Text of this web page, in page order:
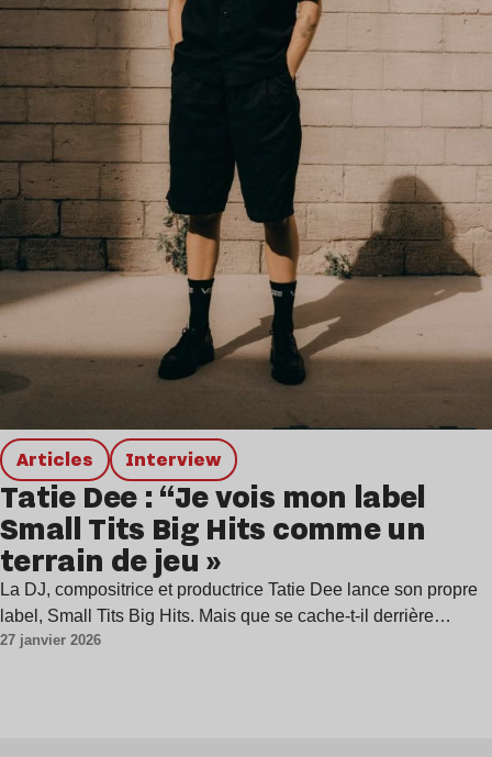
Articles interview
Tatie Dee : “Je vois mon label
Small Tits Big Hits comme un
terrain de jeu »
La DJ, compositrice et productrice Tatie Dee lance son propre
label, Small Tits Big Hits. Mais que se cache-t-il derrière…
27 janvier 2026